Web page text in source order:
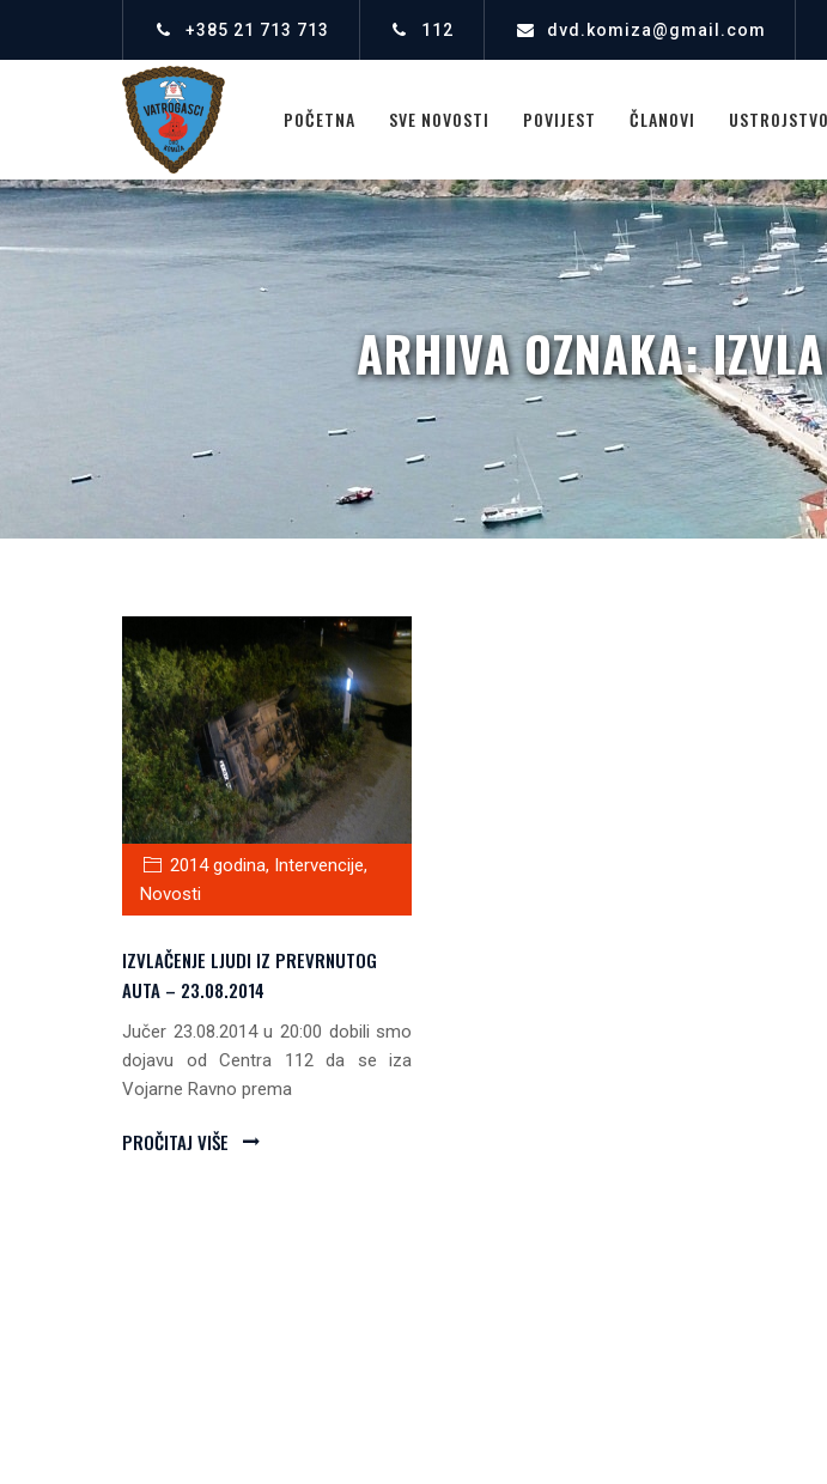
+385 21 713 713 112 dvd.komiza@gmail.com
POČETNA SVE NOVOSTI POVIJEST ČLANOVI USTROJSTVO
ARHIVA OZNAKA:
2014 godina, Intervencije,
Novosti
IZVLAČENJE LJUDI IZ PREVRNUTOG
AUTA – 23.08.2014
Jučer 23.08.2014 u 20:00 dobili smo
dojavu od Centra 112 da se iza
Vojarne Ravno prema
PROČITAJ VIŠE